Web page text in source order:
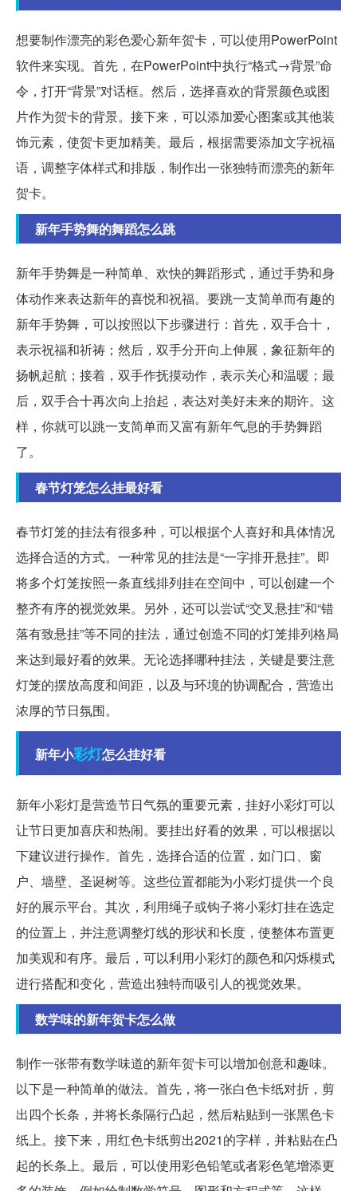
想要制作漂亮的彩色爱心新年贺卡，可以使用PowerPoint
软件来实现。首先，在PowerPoint中执行“格式→背景”命
令，打开“背景”对话框。然后，选择喜欢的背景颜色或图
片作为贺卡的背景。接下来，可以添加爱心图案或其他装
饰元素，使贺卡更加精美。最后，根据需要添加文字祝福
语，调整字体样式和排版，制作出一张独特而漂亮的新年
贺卡。
新年手势舞的舞蹈怎么跳
新年手势舞是一种简单、欢快的舞蹈形式，通过手势和身
体动作来表达新年的喜悦和祝福。要跳一支简单而有趣的
新年手势舞，可以按照以下步骤进行：首先，双手合十，
表示祝福和祈祷；然后，双手分开向上伸展，象征新年的
扬帆起航；接着，双手作抚摸动作，表示关心和温暖；最
后，双手合十再次向上抬起，表达对美好未来的期许。这
样，你就可以跳一支简单而又富有新年气息的手势舞蹈
了。
春节灯笼怎么挂最好看
春节灯笼的挂法有很多种，可以根据个人喜好和具体情况
选择合适的方式。一种常见的挂法是“一字排开悬挂”。即
将多个灯笼按照一条直线排列挂在空间中，可以创建一个
整齐有序的视觉效果。另外，还可以尝试“交叉悬挂”和“错
落有致悬挂”等不同的挂法，通过创造不同的灯笼排列格局
来达到最好看的效果。无论选择哪种挂法，关键是要注意
灯笼的摆放高度和间距，以及与环境的协调配合，营造出
浓厚的节日氛围。
新年小彩灯怎么挂好看
新年小彩灯是营造节日气氛的重要元素，挂好小彩灯可以
让节日更加喜庆和热闹。要挂出好看的效果，可以根据以
下建议进行操作。首先，选择合适的位置，如门口、窗
户、墙壁、圣诞树等。这些位置都能为小彩灯提供一个良
好的展示平台。其次，利用绳子或钩子将小彩灯挂在选定
的位置上，并注意调整灯线的形状和长度，使整体布置更
加美观和有序。最后，可以利用小彩灯的颜色和闪烁模式
进行搭配和变化，营造出独特而吸引人的视觉效果。
数学味的新年贺卡怎么做
制作一张带有数学味道的新年贺卡可以增加创意和趣味。
以下是一种简单的做法。首先，将一张白色卡纸对折，剪
出四个长条，并将长条隔行凸起，然后粘贴到一张黑色卡
纸上。接下来，用红色卡纸剪出2021的字样，并粘贴在凸
起的长条上。最后，可以使用彩色铅笔或者彩色笔增添更